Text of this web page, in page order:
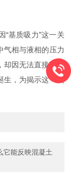
基质吸力”这一关
气相与液相的压力
却因无法直接测量
生，为揭示这一奥
它能反映混凝土